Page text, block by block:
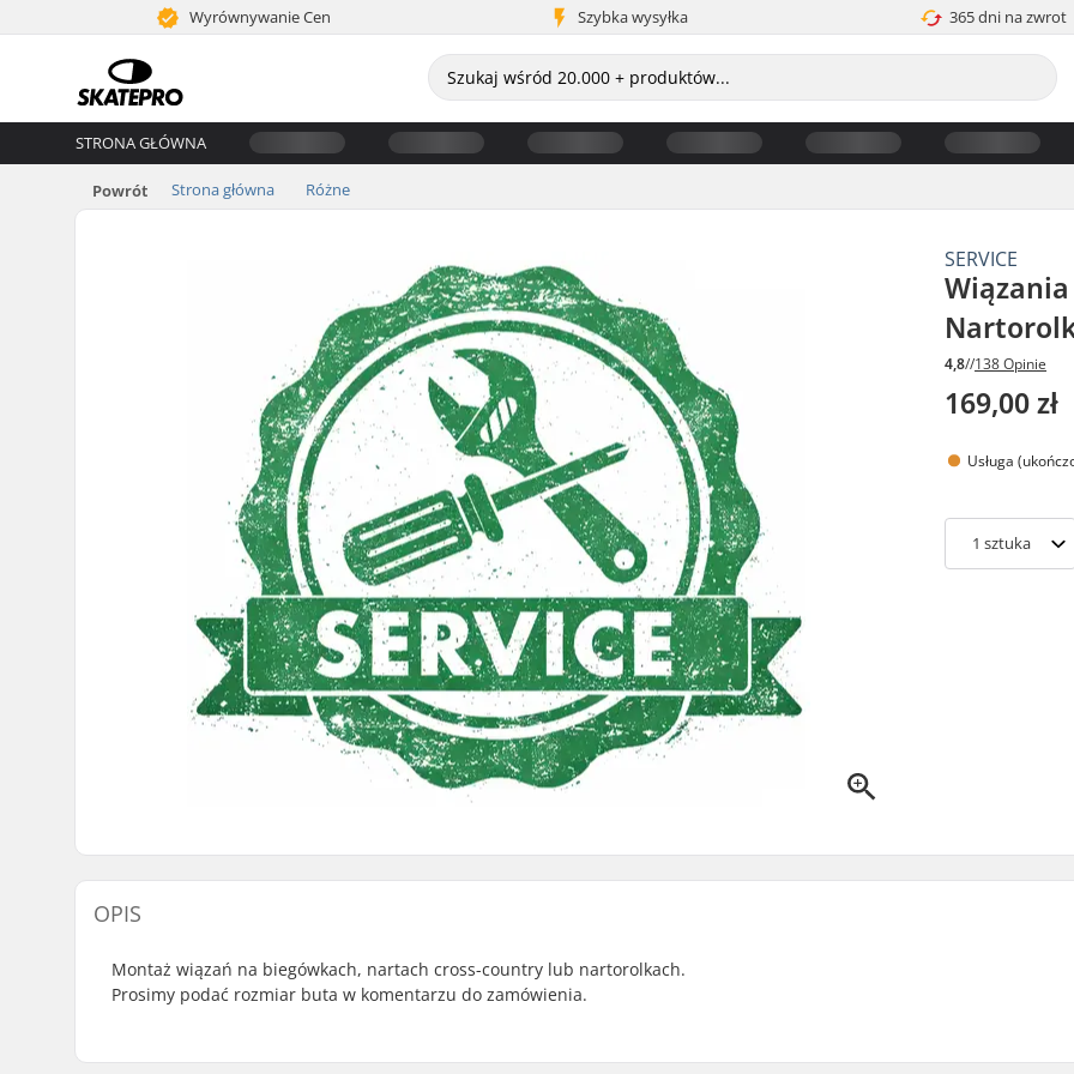
Wyrównywanie Cen Szybka wysyłka 365 dni na zwrot
STRONA GŁÓWNA
Powrót Strona główna Różne
SERVICE
4,8//138 Opinie
169,00 zł
Usługa
1 sztuka
OPIS
Montaż wiązań na biegówkach, nartach cross-country lub nartorolkach.
Prosimy podać rozmiar buta w komentarzu do zamówienia.